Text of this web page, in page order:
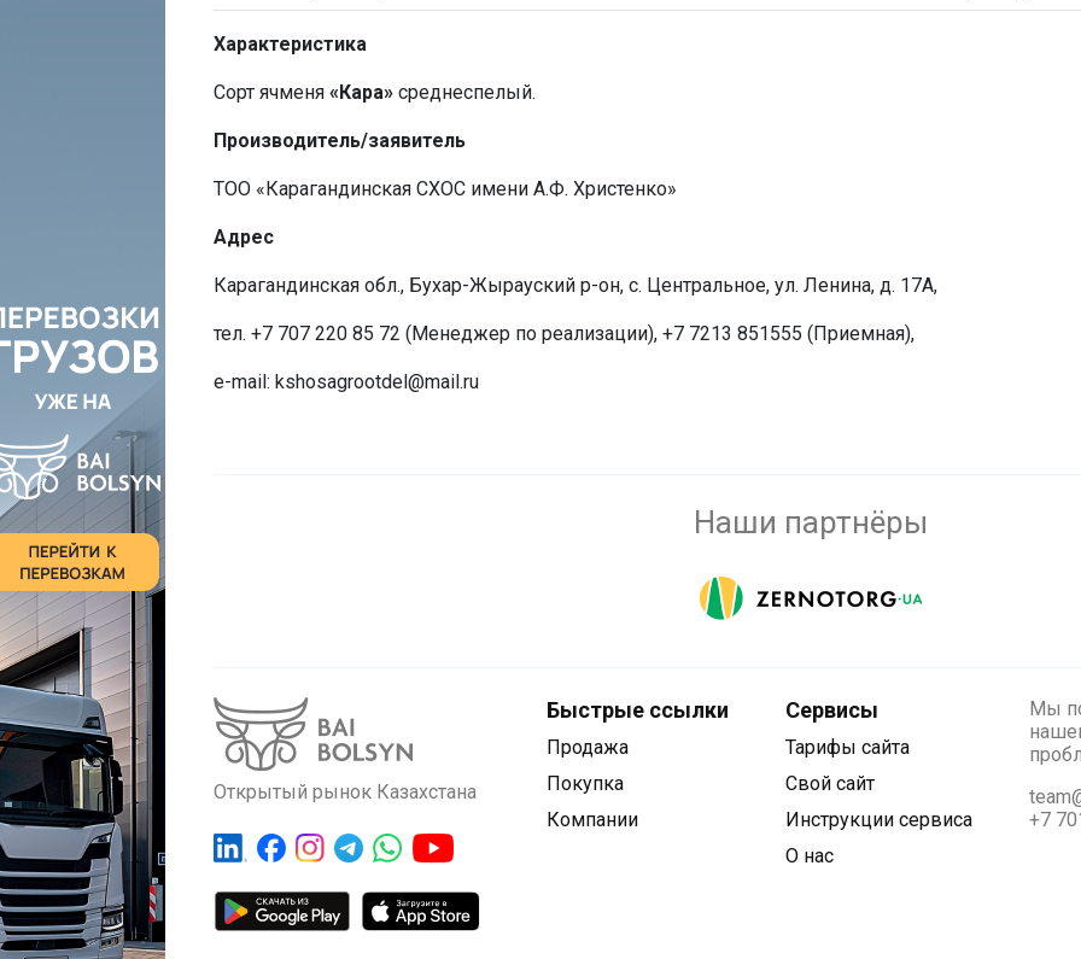
Характеристика
Сорт ячменя «Кара» среднеспелый.
Производитель/заявитель
ТОО «Карагандинская СХОС имени А.Ф. Христенко»
Адрес
Карагандинская обл., Бухар-Жырауский р-он, с. Центральное, ул. Ленина, д. 17А,
тел. +7 707 220 85 72 (Менеджер по реализации), +7 7213 851555 (Приемная),
e-mail: kshosagrootdel@mail.ru
Наши партнёры
Открытый рынок Казахстана
Быстрые ссылки
Продажа
Покупка
Компании
Сервисы
Тарифы сайта
Свой сайт
Инструкции сервиса
О нас
Мы
+7